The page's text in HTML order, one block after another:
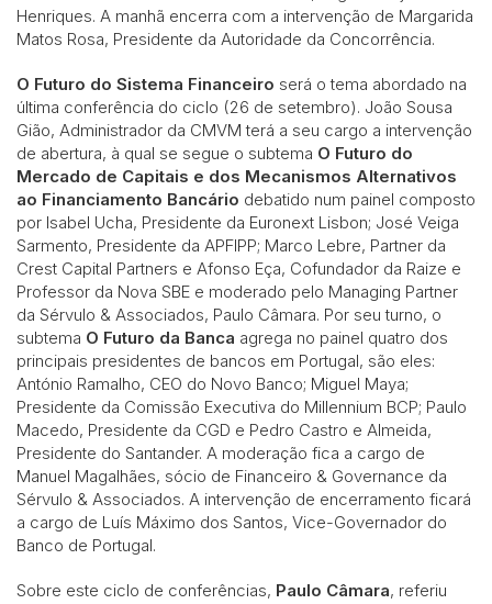
Henriques. A manhã encerra com a intervenção de Margarida
Matos Rosa, Presidente da Autoridade da Concorrência.
O Futuro do Sistema Financeiro será o tema abordado na
última conferência do ciclo (26 de setembro). João Sousa
Gião, Administrador da CMVM terá a seu cargo a intervenção
de abertura, à qual se segue o subtema O Futuro do
Mercado de Capitais e dos Mecanismos Alternativos
ao Financiamento Bancário debatido num painel composto
por Isabel Ucha, Presidente da Euronext Lisbon; José Veiga
Sarmento, Presidente da APFIPP; Marco Lebre, Partner da
Crest Capital Partners e Afonso Eça, Cofundador da Raize e
Professor da Nova SBE e moderado pelo Managing Partner
da Sérvulo & Associados, Paulo Câmara. Por seu turno, o
subtema O Futuro da Banca agrega no painel quatro dos
principais presidentes de bancos em Portugal, são eles:
António Ramalho, CEO do Novo Banco; Miguel Maya;
Presidente da Comissão Executiva do Millennium BCP; Paulo
Macedo, Presidente da CGD e Pedro Castro e Almeida,
Presidente do Santander. A moderação fica a cargo de
Manuel Magalhães, sócio de Financeiro & Governance da
Sérvulo & Associados. A intervenção de encerramento ficará
a cargo de Luís Máximo dos Santos, Vice-Governador do
Banco de Portugal.
Sobre este ciclo de conferências, Paulo Câmara, referiu